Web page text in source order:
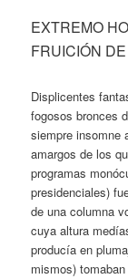
EXTREMO
FRUICIÓN
Displicentes
fogosos bronces
siempre insomne
amargos de los
programas
presidenciales)
de una columna
cuya altura
producía en
mismos)